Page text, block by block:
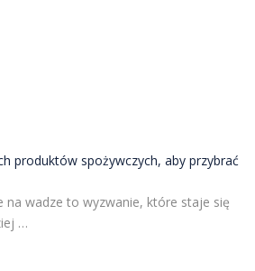
produktów spożywczych, aby przybrać
na wadze to wyzwanie, które staje się
…